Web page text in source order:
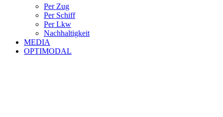
Per Zug
Per Schiff
Per Lkw
Nachhaltigkeit
MEDIA
OPTIMODAL